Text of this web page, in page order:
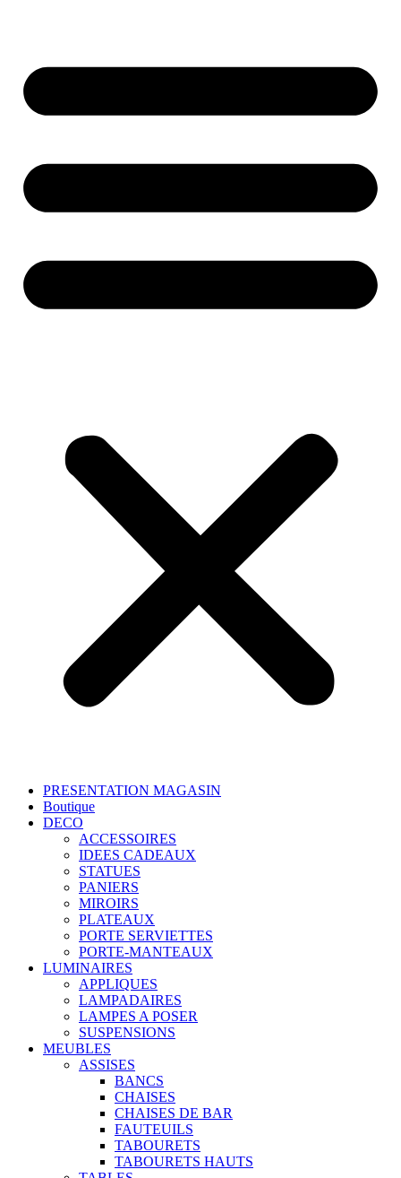
PRESENTATION MAGASIN
Boutique
DECO
ACCESSOIRES
IDEES CADEAUX
STATUES
PANIERS
MIROIRS
PLATEAUX
PORTE SERVIETTES
PORTE-MANTEAUX
LUMINAIRES
APPLIQUES
LAMPADAIRES
LAMPES A POSER
SUSPENSIONS
MEUBLES
ASSISES
BANCS
CHAISES
CHAISES DE BAR
FAUTEUILS
TABOURETS
TABOURETS HAUTS